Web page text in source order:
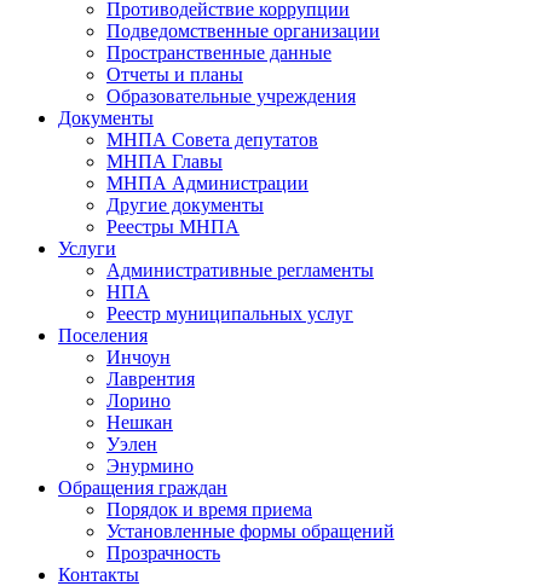
Противодействие коррупции
Подведомственные организации
Пространственные данные
Отчеты и планы
Образовательные учреждения
Документы
МНПА Совета депутатов
МНПА Главы
МНПА Администрации
Другие документы
Реестры МНПА
Услуги
Административные регламенты
НПА
Реестр муниципальных услуг
Поселения
Инчоун
Лаврентия
Лорино
Нешкан
Уэлен
Энурмино
Обращения граждан
Порядок и время приема
Установленные формы обращений
Прозрачность
Контакты